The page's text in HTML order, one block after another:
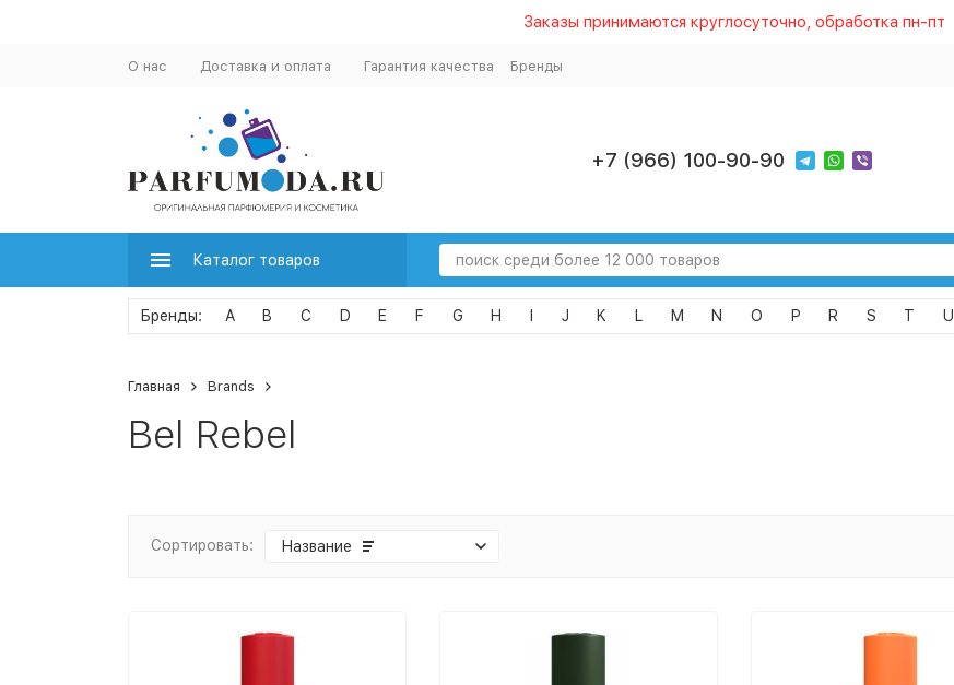
Заказы принимаются круглосуточно, обработка пн-пт
О нас Доставка и оплата Гарантия качества Бренды
+7 (966) 100-90-90
Каталог товаров
A B C D E F G H J K L M N O P R S T U
Главная Brands
Bel Rebel
Сортировать: Название